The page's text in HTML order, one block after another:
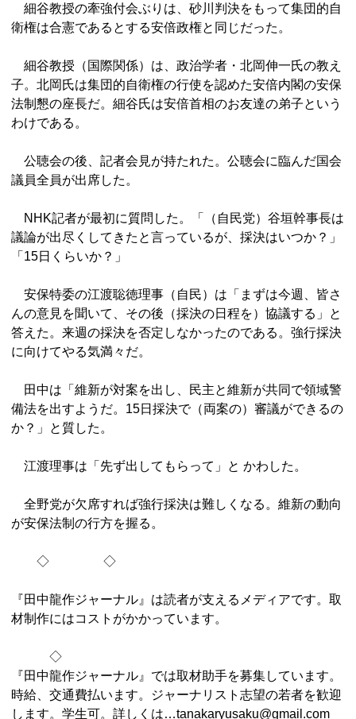
細谷教授の牽強付会ぶりは、砂川判決をもって集団的自
衛権は合憲であるとする安倍政権と同じだった。
細谷教授（国際関係）は、政治学者・北岡伸一氏の教え
子。北岡氏は集団的自衛権の行使を認めた安倍内閣の安保
法制懇の座長だ。細谷氏は安倍首相のお友達の弟子という
わけである。
公聴会の後、記者会見が持たれた。公聴会に臨んだ国会
議員全員が出席した。
NHK記者が最初に質問した。「（自民党）谷垣幹事長は
議論が出尽くしてきたと言っているが、採決はいつか？」
「15日くらいか？」
安保特委の江渡聡徳理事（自民）は「まずは今週、皆さ
んの意見を聞いて、その後（採決の日程を）協議する」と
答えた。来週の採決を否定しなかったのである。強行採決
に向けてやる気満々だ。
田中は「維新が対案を出し、民主と維新が共同で領域警
備法を出すようだ。15日採決で（両案の）審議ができるの
か？」と質した。
江渡理事は「先ず出してもらって」と かわした。
全野党が欠席すれば強行採決は難しくなる。維新の動向
が安保法制の行方を握る。
◇ ◇
『田中龍作ジャーナル』は読者が支えるメディアです。取
材制作にはコストがかかっています。
◇
『田中龍作ジャーナル』では取材助手を募集しています。
時給、交通費払います。ジャーナリスト志望の若者を歓迎
します。学生可。詳しくは…tanakaryusaku@gmail.com